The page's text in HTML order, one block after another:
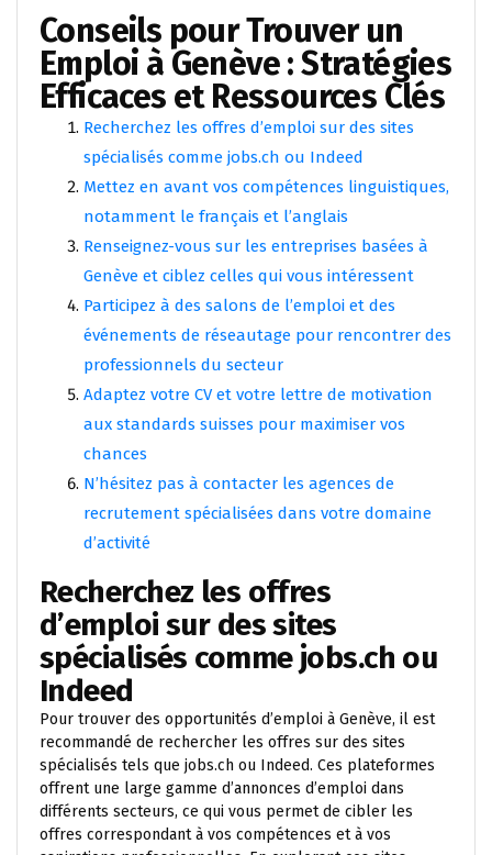
Conseils pour Trouver un
Emploi à Genève : Stratégies
Efficaces et Ressources Clés
Recherchez les offres d’emploi sur des sites
spécialisés comme jobs.ch ou Indeed
Mettez en avant vos compétences linguistiques,
notamment le français et l’anglais
Renseignez-vous sur les entreprises basées à
Genève et ciblez celles qui vous intéressent
Participez à des salons de l’emploi et des
événements de réseautage pour rencontrer des
professionnels du secteur
Adaptez votre CV et votre lettre de motivation
aux standards suisses pour maximiser vos
chances
N’hésitez pas à contacter les agences de
recrutement spécialisées dans votre domaine
d’activité
Recherchez les offres
d’emploi sur des sites
spécialisés comme jobs.ch ou
Indeed
Pour trouver des opportunités d’emploi à Genève, il est
recommandé de rechercher les offres sur des sites
spécialisés tels que jobs.ch ou Indeed. Ces plateformes
offrent une large gamme d’annonces d’emploi dans
différents secteurs, ce qui vous permet de cibler les
offres correspondant à vos compétences et à vos